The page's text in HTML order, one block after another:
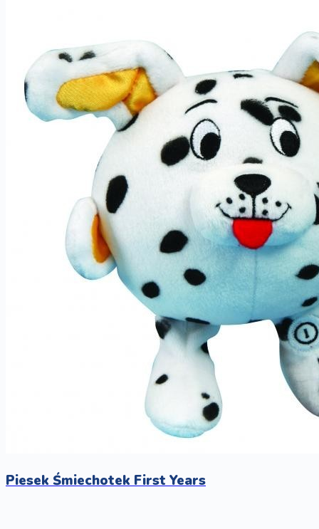
Piesek Śmiechotek First Years